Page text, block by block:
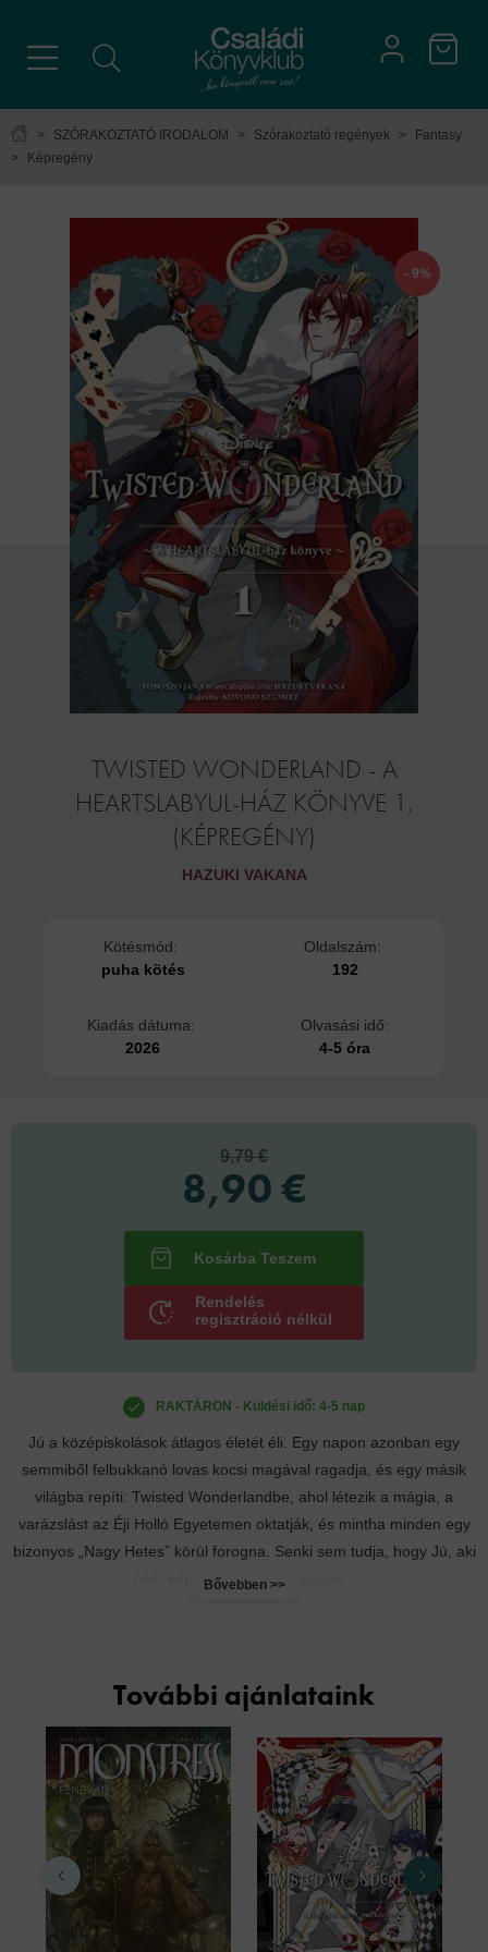
> SZÓRAKOZTATÓ IRODALOM > Szórakoztató regények >
Fantasy
>
Képregény
- 9%
TWISTED WONDERLAND - A
HEARTSLABYUL-HÁZ KÖNYVE 1.
(KÉPREGÉNY)
HAZUKI VAKANA
Kötésmód:
puha kötés
Oldalszám:
192
Kiadás dátuma:
2026
Olvasási idő:
4-5 óra
Jú a középiskolások átlagos életét éli. Egy napon azonban egy
semmiből felbukkanó lovas kocsi magával ragadja, és egy másik
világba repíti: Twisted Wonderlandbe, ahol létezik a mágia, a
varázslást az Éji Holló Egyetemen oktatják, és mintha minden egy
bizonyos „Nagy Hetes” körül forogna. Senki sem tudja, hogy Jú, aki
nem képes varázsolni, hogyan...
Bővebben >>
RAKTÁRON - Küldési idő: 4-5 nap
9,79 €
8,90 €
Rendelés
regisztráció nélkül
További ajánlataink